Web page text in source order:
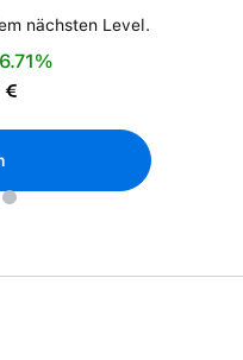
nächsten Level.
€